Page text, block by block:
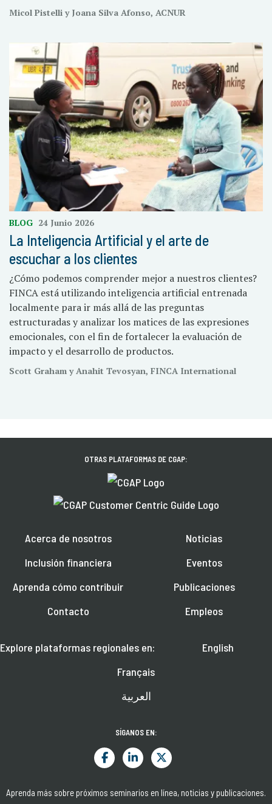
Micol Pistelli y Joana Silva Afonso, ACNUR
BLOG 24 Junio 2026
La Inteligencia Artificial y el arte de
escuchar a los clientes
¿Cómo podemos comprender mejor a nuestros clientes?
FINCA está utilizando inteligencia artificial entrenada
localmente para ir más allá de las preguntas
estructuradas y analizar los matices de las expresiones
emocionales, con el fin de fortalecer la evaluación de
impacto y el desarrollo de productos.
Scott Graham y Anahit Tevosyan, FINCA International
OTRAS PLATAFORMAS DE CGAP:
Acerca de nosotros
Inclusión financiera
Aprenda cómo contribuir
Contacto
Noticias
Eventos
Publicaciones
Empleos
Explore plataformas regionales en:
English
Français
العربية
SÍGANOS EN:
Aprenda más sobre próximos seminarios en línea, noticias y publicaciones.